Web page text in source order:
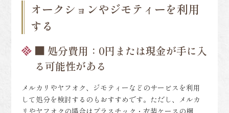
オークションやジモティーを利用
する
■ 処分費用：0円または現金が手に入
る可能性がある
メルカリやヤフオク、ジモティーなどのサービスを利用
して処分を検討するのもおすすめです。ただし、メルカ
リやヤフオクの場合はプラスチック・衣装ケースの梱